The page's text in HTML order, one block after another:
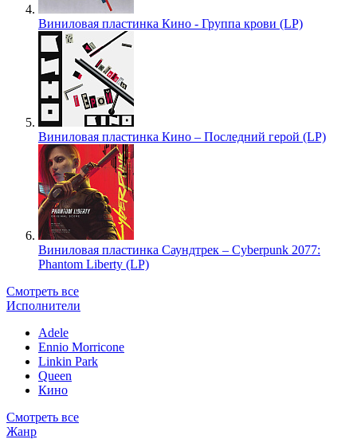
Виниловая пластинка Кино - Группа крови (LP)
Виниловая пластинка Кино – Последний герой (LP)
Виниловая пластинка Саундтрек – Cyberpunk 2077:
Phantom Liberty (LP)
Смотреть все
Исполнители
Adele
Ennio Morricone
Linkin Park
Queen
Кино
Смотреть все
Жанр